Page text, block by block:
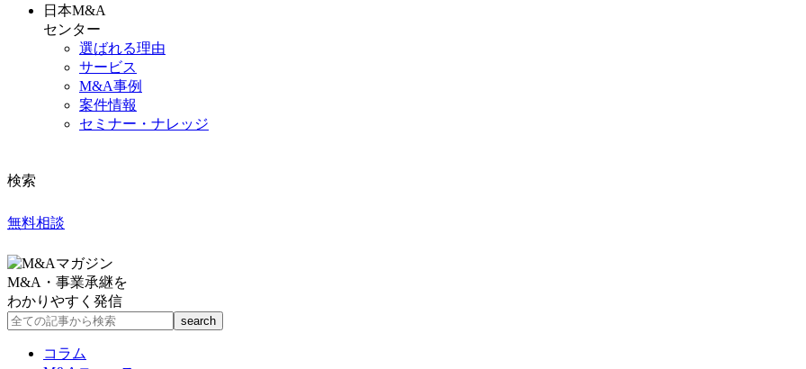
日本M&A
センター
選ばれる理由
サービス
M&A事例
案件情報
セミナー・ナレッジ
検索
無料相談
M&A・事業承継を
わかりやすく発信
コラム